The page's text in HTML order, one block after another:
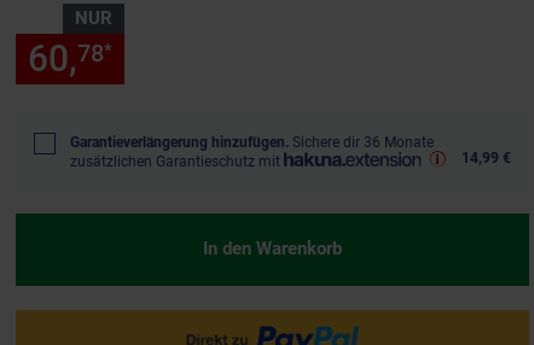
NUR
60,78*
Garantieverlängerung hinzufügen. Sichere dir 36 Monate
zusätzlichen Garantieschutz mit
14,99 €
In den Warenkorb